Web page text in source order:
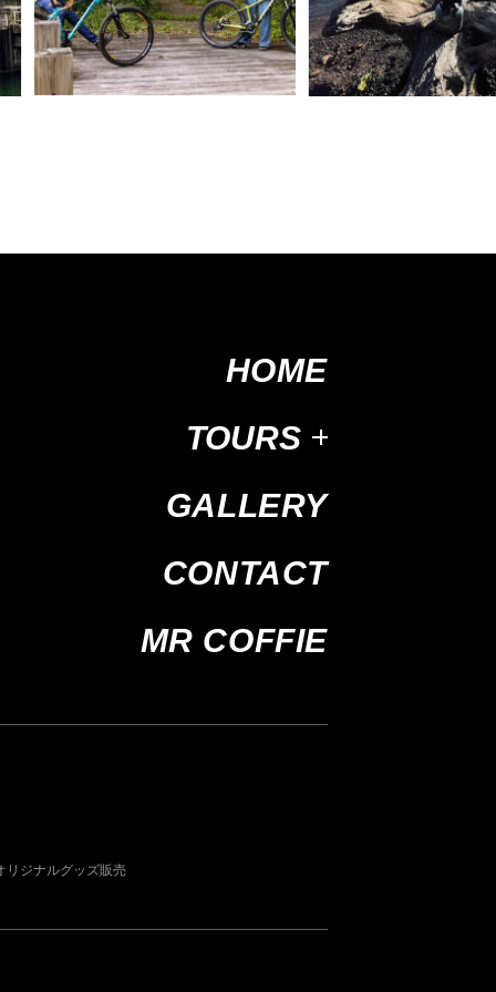
HOME
TOURS
GALLERY
CONTACT
MR COFFIE
リジナルグッズ販売